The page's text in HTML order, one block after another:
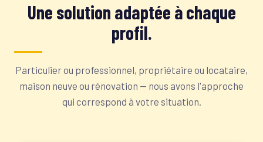
Une solution adaptée à chaque
profil.
Particulier ou professionnel, propriétaire ou locataire,
maison neuve ou rénovation — nous avons l'approche
qui correspond à votre situation.